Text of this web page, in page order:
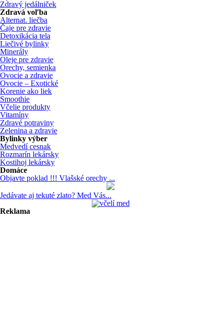
Zdravý jedálniček
Zdravá voľba
Alternat. liečba
Čaje pre zdravie
Detoxikácia tela
Liečivé bylinky
Minerály
Oleje pre zdravie
Orechy, semienka
Ovocie a zdravie
Ovocie – Exotické
Korenie ako liek
Smoothie
Včelie produkty
Vitamíny
Zdravé potraviny
Zelenina a zdravie
Bylinky výber
Medvedí cesnak
Rozmarín lekársky
Kostihoj lekársky
Domáce
Objavte poklad !!! Vlašské orechy ...
Jedávate aj tekuté zlato? Med Vás...
Reklama